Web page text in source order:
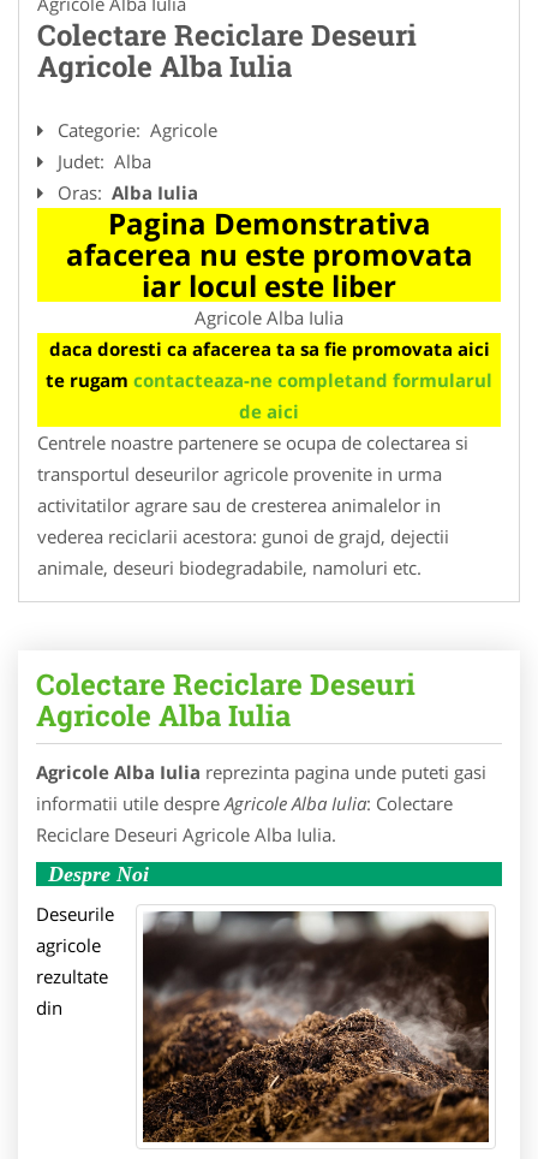
Colectare Reciclare Deseuri
Agricole Alba Iulia
Categorie: Agricole
Judet: Alba
Oras: Alba Iulia
Pagina Demonstrativa
afacerea nu este promovata
iar locul este liber
Agricole Alba Iulia
daca doresti ca afacerea ta sa fie promovata aici
te rugam contacteaza-ne completand formularul
de aici
Centrele noastre partenere se ocupa de colectarea si
transportul deseurilor agricole provenite in urma
activitatilor agrare sau de cresterea animalelor in
vederea reciclarii acestora: gunoi de grajd, dejectii
animale, deseuri biodegradabile, namoluri etc.
Colectare Reciclare Deseuri
Agricole Alba Iulia
Agricole Alba Iulia reprezinta pagina unde puteti gasi
informatii utile despre Agricole Alba Iulia: Colectare
Reciclare Deseuri Agricole Alba Iulia.
Despre Noi
Deseurile
agricole
rezultate
din